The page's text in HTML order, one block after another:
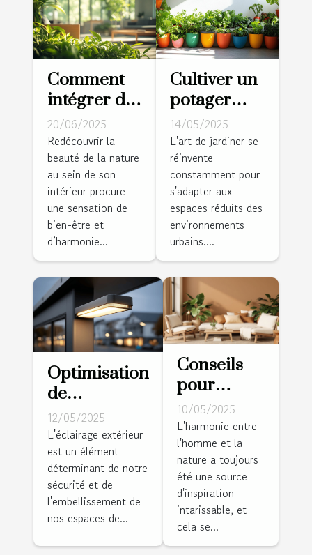
Comment
intégrer des
éléments
naturels
dans votre
décoration
intérieure
20/06/2025
Redécouvrir la
beauté de la nature
au sein de son
intérieur procure
une sensation de
bien-être et
d’harmonie...
Cultiver un
potager
vertical
conseils
pour
démarrer et
entretenir
votre jardin
en hauteur
14/05/2025
L'art de jardiner se
réinvente
constamment pour
s'adapter aux
espaces réduits des
environnements
urbains....
Optimisation
de
l'éclairage
extérieur
pour plus de
sécurité et
d'esthétique
12/05/2025
L'éclairage extérieur
est un élément
déterminant de notre
sécurité et de
l'embellissement de
nos espaces de...
Conseils
pour
intégrer
des
éléments
naturels
dans la
décoration
intérieure
10/05/2025
L'harmonie entre
l'homme et la
nature a toujours
été une source
d'inspiration
intarissable, et
cela se...